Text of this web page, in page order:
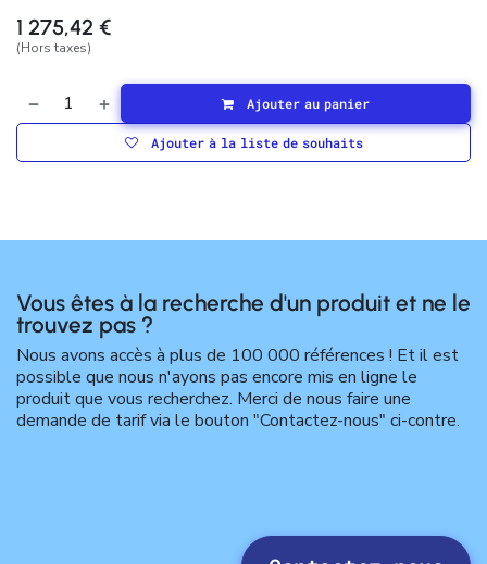
1 275,42 €
(Hors taxes)
Ajouter au panier
Ajouter à la liste de souhaits
Vous êtes à la recherche d'un produit et ne le
trouvez pas ?
Nous avons accès à plus de 100 000 références ! Et il est
possible que nous n'ayons pas encore mis en ligne le
produit que vous recherchez. Merci de nous faire une
demande de tarif via le bouton "Contactez-nous" ci-contre.